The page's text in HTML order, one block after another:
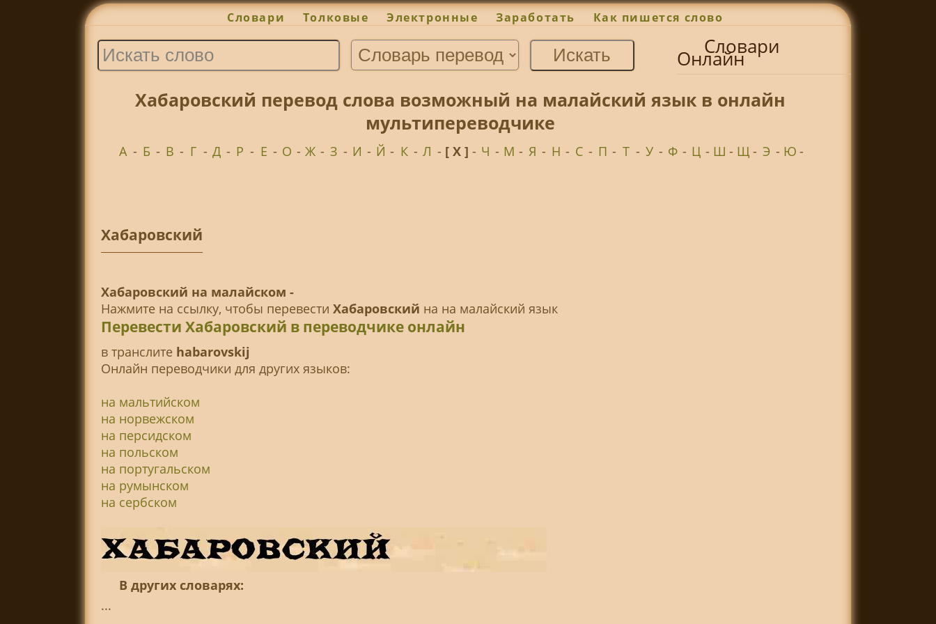
Словари Толковые Электронные Заработать Как пишется слово
Словари
Онлайн
Хабаровский перевод слова возможный на малайский язык в онлайн
мультипереводчике
А - Б - В - Г - Д - Р - Е - О - Ж - З - И - Й - К - Л - [ Х ] - Ч - М - Я - Н - С - П - Т - У - Ф - Ц - Ш - Щ- Э - Ю-
Хабаровский
Хабаровский на малайском -
Нажмите на ссылку, чтобы перевести Хабаровский на на малайский язык
Перевести Хабаровский в переводчике онлайн
в транслитe habarovskij
Онлайн переводчики для других языков:
на мальтийском
на норвежском
на персидском
на польском
на португальском
на румынском
на сербском
В других словарях:
...